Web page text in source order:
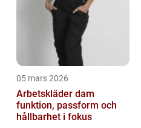
05 mars 2026
Arbetskläder dam
funktion, passform och
hållbarhet i fokus